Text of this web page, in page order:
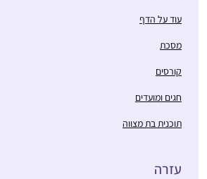
עוד על הדף
מסכת
קורסים
חגים ומועדים
תוכנית בת מצווה
עזרה